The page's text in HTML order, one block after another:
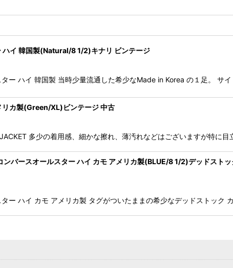
イ 韓国製(Natural/8 1/2)キナリ ビンテージ
ー ハイ 韓国製 当時少量流通した希少なMade in Korea の１足。 サ
カ製(Green/XL)ビンテージ 中古
多少の着用感、細かな擦れ、薄汚れなどはございますが特に
バースオールスター ハイ カモ アメリカ製(BLUE/8 1/2)デッドストッ
ー ハイ カモ アメリカ製 タグがついたままの希少なデッドストッ